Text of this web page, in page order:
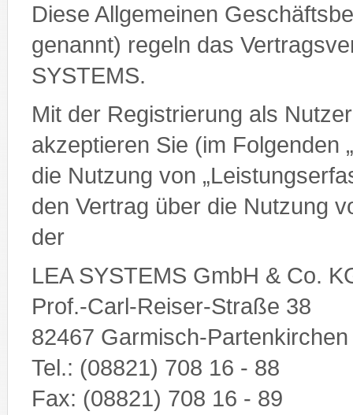
Diese Allgemeinen
genannt) regeln das
SYSTEMS.
Mit der Registrierung als
akzeptieren Sie (im Folgenden
die Nutzung von
den Vertrag über die Nutzung
der
LEA SYSTEMS GmbH & Co.
Prof.-Carl-Reiser-Straße 38
82467 Garmisch-Partenkirchen
Tel.: (08821) 708 16 - 88
Fax: (08821) 708 16 - 89